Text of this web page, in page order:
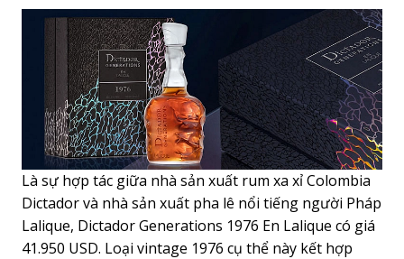
Là sự hợp tác giữa nhà sản xuất rum xa xỉ Colombia
Dictador và nhà sản xuất pha lê nổi tiếng người Pháp
Lalique, Dictador Generations 1976 En Lalique có giá
41.950 USD. Loại vintage 1976 cụ thể này kết hợp